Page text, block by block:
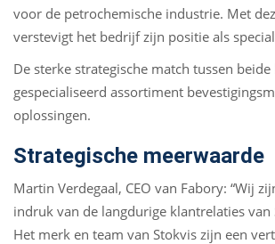
voor de petrochemische industrie. Met
verstevigt het bedrijf zijn positie als
De sterke strategische match tussen
gespecialiseerd assortiment
oplossingen.
Strategische meerwaarde
Martin Verdegaal, CEO van Fabory: “Wij
indruk van de langdurige klantrelaties
Het merk en team van Stokvis zijn een